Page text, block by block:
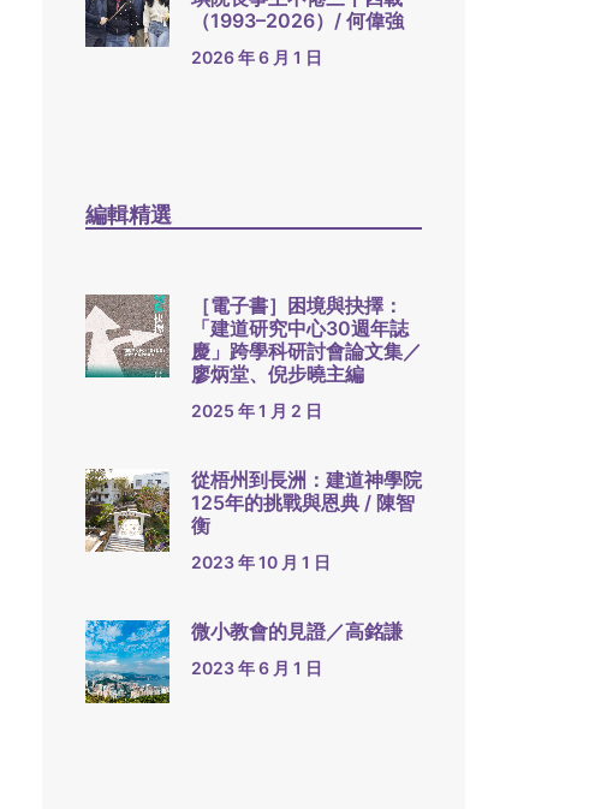
（1993–2026）/ 何偉強
2026 年 6 月 1 日
編輯精選
［電子書］困境與抉擇：
「建道研究中心30週年誌
慶」跨學科研討會論文集／
廖炳堂、倪步曉主編
2025 年 1 月 2 日
從梧州到長洲：建道神學院
125年的挑戰與恩典 / 陳智
衡
2023 年 10 月 1 日
微小教會的見證／高銘謙
2023 年 6 月 1 日